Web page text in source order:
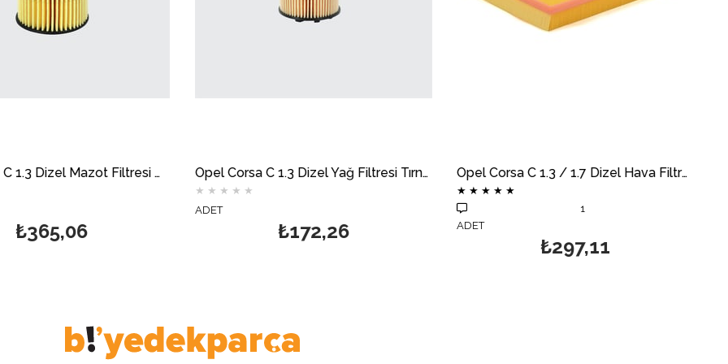
Opel Corsa C 1.3 Dizel Yağ Filtresi Tırnaklı MOTOCAR Opel Corsa C 1.3 / 1.7 Dizel Hava Filtresi Süngerli MOTOCAR
ADET